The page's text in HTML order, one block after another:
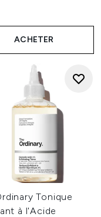
ACHETER
Tonique
à l'Acide